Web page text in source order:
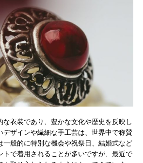
な衣装であり、豊かな文化や歴史を反映し
デザインや繊細な手工芸は、世界中で称賛
一般的に特別な機会や祝祭日、結婚式など
トで着用されることが多いですが、最近で